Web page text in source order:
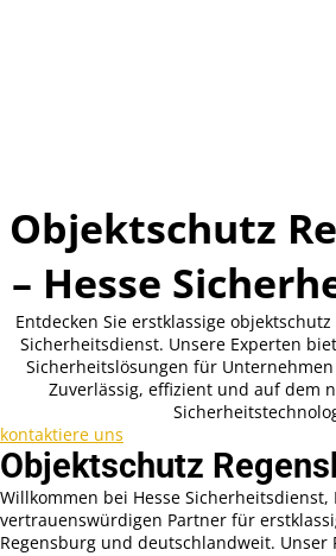
Objektschutz
– Hesse
Entdecken Sie erstklassige
Sicherheitsdienst. Unsere Experten
Sicherheitslösungen für
Zuverlässig, effizient und auf dem
kontaktiere uns
Objektschutz
Willkommen bei Hesse Sicherheitsdienst,
vertrauenswürdigen Partner für
Regensburg und deutschlandweit. Unser